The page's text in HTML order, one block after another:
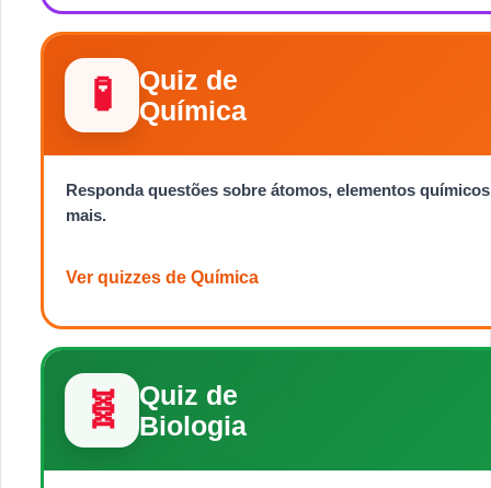
🧪
Quiz de
Química
Responda questões sobre átomos, elementos
mais.
Ver quizzes de Química
🧬
Quiz de
Biologia